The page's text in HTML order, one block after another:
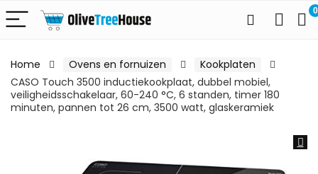
0
Home Ovens en fornuizen
Kookplaten
CASO Touch 3500 inductiekookplaat, dubbel mobiel,
veiligheidsschakelaar, 60-240 °C, 6 standen, timer 180
minuten, pannen tot 26 cm, 3500 watt, glaskeramiek